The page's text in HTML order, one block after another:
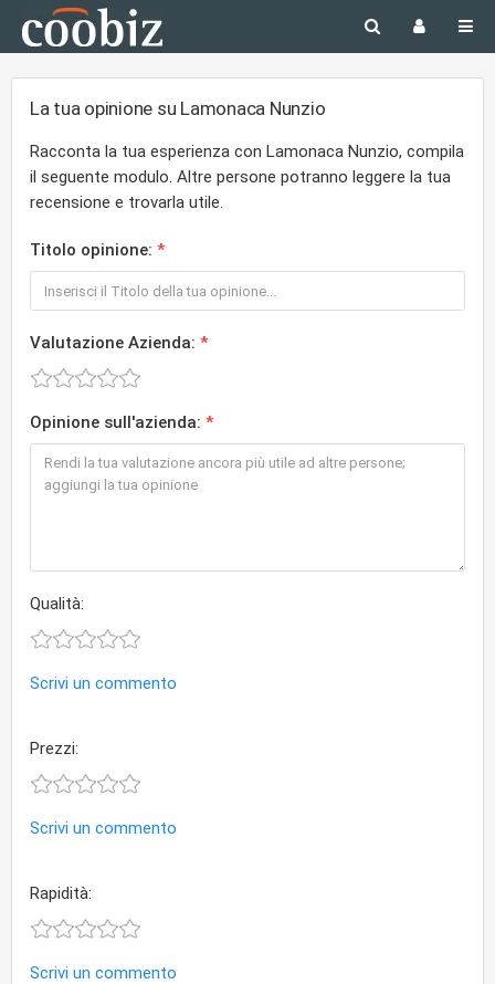
La tua opinione su Lamonaca Nunzio
Racconta la tua esperienza con Lamonaca Nunzio, compila
il seguente modulo. Altre persone potranno leggere la tua
recensione e trovarla utile.
Titolo opinione:
Valutazione Azienda:
Opinione sull'azienda:
Qualità:
Scrivi un commento
Prezzi:
Scrivi un commento
Rapidità:
Scrivi un commento